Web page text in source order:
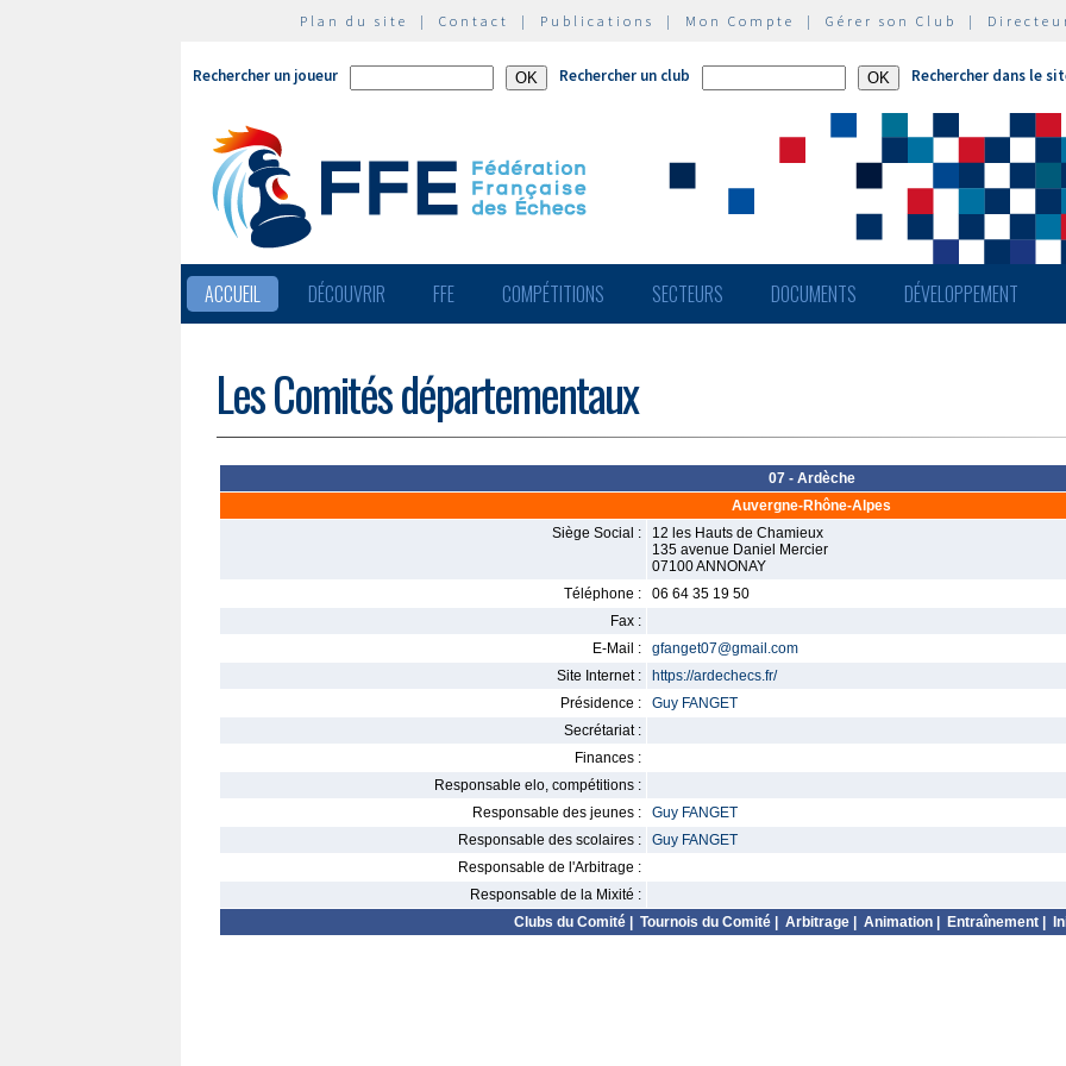
Plan du site | Contact | Publications | Mon Compte | Gérer son Club |
Rechercher un joueur Rechercher un club Rechercher dans le
ACCUEIL DÉCOUVRIR FFE COMPÉTITIONS SECTEURS DOCUMENTS DÉVELOPPEMENT
Les Comités départementaux
07 - Ardèche
Auvergne-Rhône-Alpes
Siège Social :
12 les Hauts de Chamieux
135 avenue Daniel Mercier
07100 ANNONAY
Téléphone :
06 64 35 19 50
Fax :
E-Mail :
gfanget07@gmail.com
Site Internet :
https://ardechecs.fr/
Présidence :
Guy FANGET
Secrétariat :
Finances :
Responsable elo, compétitions :
Responsable des jeunes :
Guy FANGET
Responsable des scolaires :
Guy FANGET
Responsable de l'Arbitrage :
Responsable de la Mixité :
Clubs du Comité| Tournois du Comité| Arbitrage| Animation| Entraînement|